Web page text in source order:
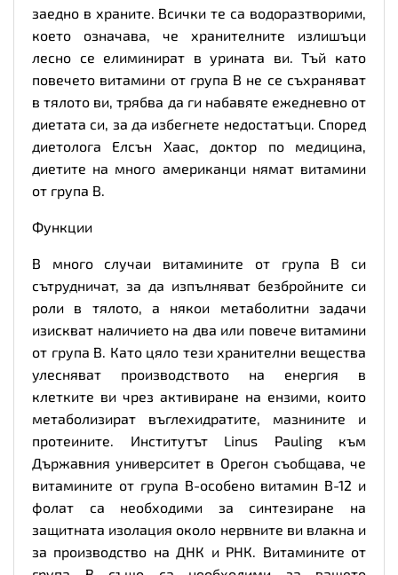
заедно в храните. Всички те са водоразтворими,
което означава, че хранителните излишъци
лесно се елиминират в урината ви. Тъй като
повечето витамини от група В не се съхраняват
в тялото ви, трябва да ги набавяте ежедневно от
диетата си, за да избегнете недостатъци. Според
диетолога Елсън Хаас, доктор по медицина,
диетите на много американци нямат витамини
от група В.
Функции
В много случаи витамините от група В си
сътрудничат, за да изпълняват безбройните си
роли в тялото, а някои метаболитни задачи
изискват наличието на два или повече витамини
от група В. Като цяло тези хранителни вещества
улесняват производството на енергия в
клетките ви чрез активиране на ензими, които
метаболизират въглехидратите, мазнините и
протеините. Институтът Linus Pauling към
Държавния университет в Орегон съобщава, че
витамините от група В-особено витамин В-12 и
фолат са необходими за синтезиране на
защитната изолация около нервните ви влакна и
за производство на ДНК и РНК. Витамините от